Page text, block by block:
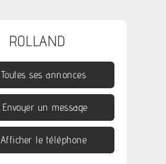
ROLLAND
Toutes ses annonces
Envoyer un message
Afficher le téléphone